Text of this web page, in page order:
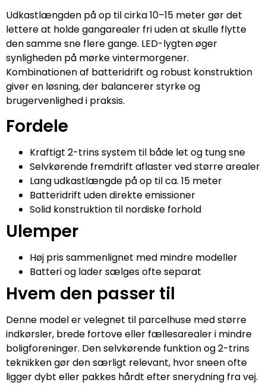
Udkastlængden på op til cirka 10–15 meter gør det
lettere at holde gangarealer fri uden at skulle flytte
den samme sne flere gange. LED-lygten øger
synligheden på mørke vintermorgener.
Kombinationen af batteridrift og robust konstruktion
giver en løsning, der balancerer styrke og
brugervenlighed i praksis.
Fordele
Kraftigt 2-trins system til både let og tung sne
Selvkørende fremdrift aflaster ved større arealer
Lang udkastlængde på op til ca. 15 meter
Batteridrift uden direkte emissioner
Solid konstruktion til nordiske forhold
Ulemper
Høj pris sammenlignet med mindre modeller
Batteri og lader sælges ofte separat
Hvem den passer til
Denne model er velegnet til parcelhuse med større
indkørsler, brede fortove eller fællesarealer i mindre
boligforeninger. Den selvkørende funktion og 2-trins
teknikken gør den særligt relevant, hvor sneen ofte
ligger dybt eller pakkes hårdt efter snerydning fra vej.